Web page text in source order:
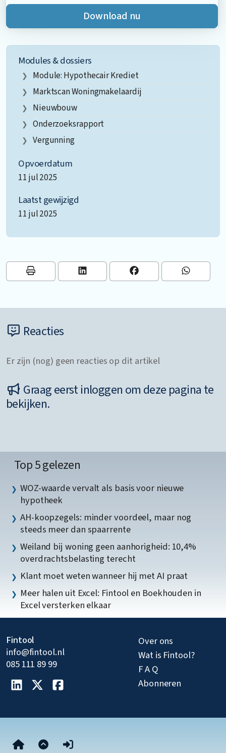
Download nu
Modules & dossiers
Module: Hypothecair Krediet
Marktscan Woningmakelaardij
Nieuwbouw
Onderzoeksrapport
Vergunning
Opvoerdatum
11 jul 2025
Laatst gewijzigd
11 jul 2025
Reacties
Er zijn (nog) geen reacties op dit artikel
Graag eerst inloggen om deze pagina te
bekijken.
Top 5 gelezen
WOZ-waarde vervalt als basis voor nieuwe
hypotheek
AH-koopzegels: minder voordeel, maar nog
steeds meer dan spaarrente
Weiland bij woning geen aanhorigheid: 10,4%
overdrachtsbelasting terecht
Klant moet weten wanneer hij met AI praat
Meer halen uit Excel: Fintool en Boekhouden in
Excel versterken elkaar
Fintool
info@fintool.nl
085 111 89 99
Over ons
Wat is Fintool?
F A Q
Abonneren